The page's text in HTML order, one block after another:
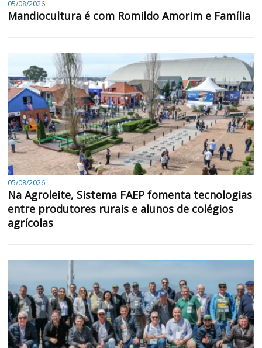
05/08/2026
Mandiocultura é com Romildo Amorim e Família
05/08/2026
Na Agroleite, Sistema FAEP fomenta tecnologias
entre produtores rurais e alunos de colégios
agrícolas